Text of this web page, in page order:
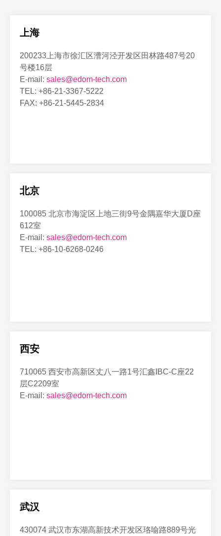
上海
200233上海市徐汇区漕河泾开发区田林路487号20
号楼16层
E-mail: sales@edom-tech.com
TEL: +86-21-3367-5222
FAX: +86-21-5445-2834
北京
100085 北京市海淀区上地三街9号金隅嘉华大厦D座
612室
E-mail: sales@edom-tech.com
TEL: +86-10-6268-0246
西安
710065 西安市高新区丈八一路1号汇鑫IBC-C座22
层C2209室
E-mail: sales@edom-tech.com
武汉
430074 武汉市东湖高新技术开发区珞喻路889号光